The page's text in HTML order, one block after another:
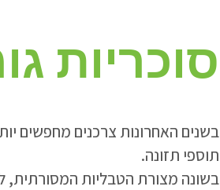
סוכריות
בשנים האחרונות צרכנים מחפשים
תוספי תזונה.
בשונה מצורת הטבליות המסורתית,